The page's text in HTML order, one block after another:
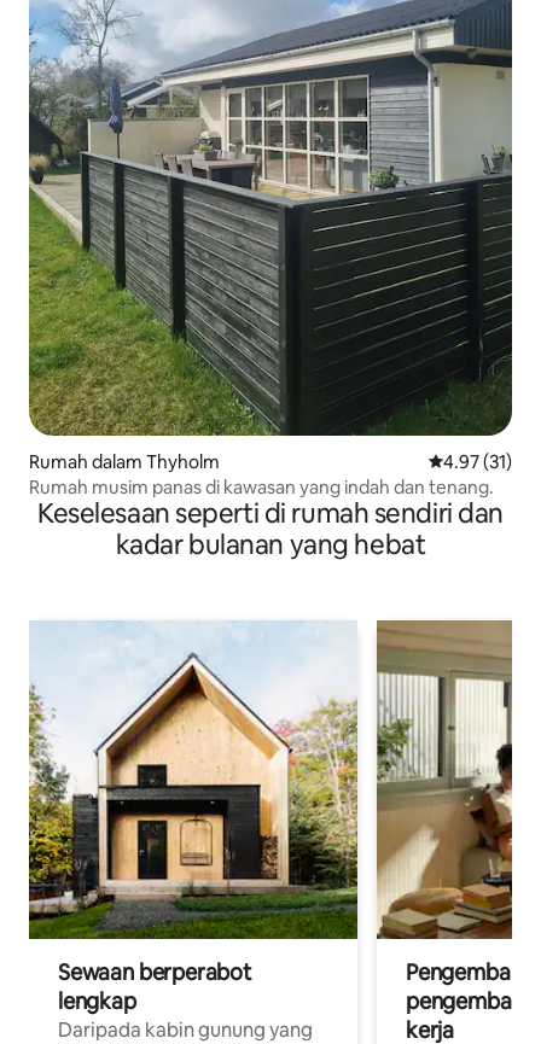
Rumah dalam Thyholm Penarafan
4.97 (31)
Rumah musim panas di kawasan yang indah dan tenang.
Keselesaan seperti di rumah sendiri dan
kadar bulanan yang hebat
Sewaan berperabot
lengkap
Daripada kabin gunung yang
Pengembara
pengembara
kerja